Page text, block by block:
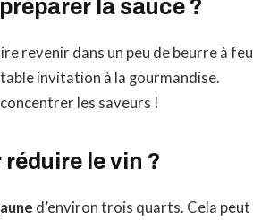
la sauce ?
revenir dans un peu de beurre à feu
invitation à la gourmandise.
les saveurs !
le vin ?
d’environ trois quarts. Cela peut